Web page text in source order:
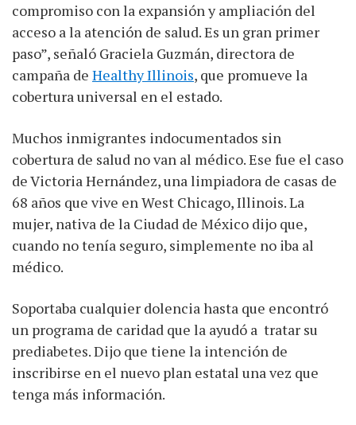
compromiso con la expansión y ampliación del
acceso a la atención de salud. Es un gran primer
paso”, señaló Graciela Guzmán, directora de
campaña de Healthy Illinois, que promueve la
cobertura universal en el estado.
Muchos inmigrantes indocumentados sin
cobertura de salud no van al médico. Ese fue el caso
de Victoria Hernández, una limpiadora de casas de
68 años que vive en West Chicago, Illinois. La
mujer, nativa de la Ciudad de México dijo que,
cuando no tenía seguro, simplemente no iba al
médico.
Soportaba cualquier dolencia hasta que encontró
un programa de caridad que la ayudó a tratar su
prediabetes. Dijo que tiene la intención de
inscribirse en el nuevo plan estatal una vez que
tenga más información.